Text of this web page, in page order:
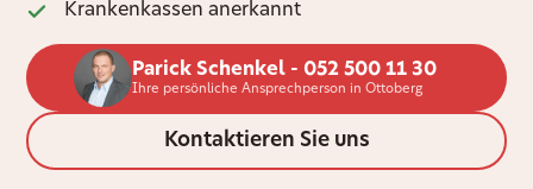
Krankenkassen anerkannt
Parick Schenkel - 052 500 11 30
Ihre persönliche Ansprechperson in Ottoberg
Kontaktieren Sie uns